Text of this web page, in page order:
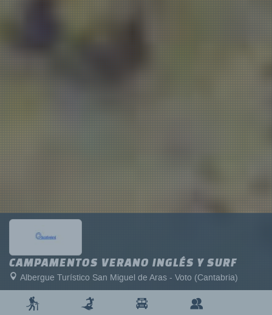
CAMPAMENTOS VERANO INGLÉS Y SURF
Albergue Turístico San Miguel de Aras - Voto (Cantabria)